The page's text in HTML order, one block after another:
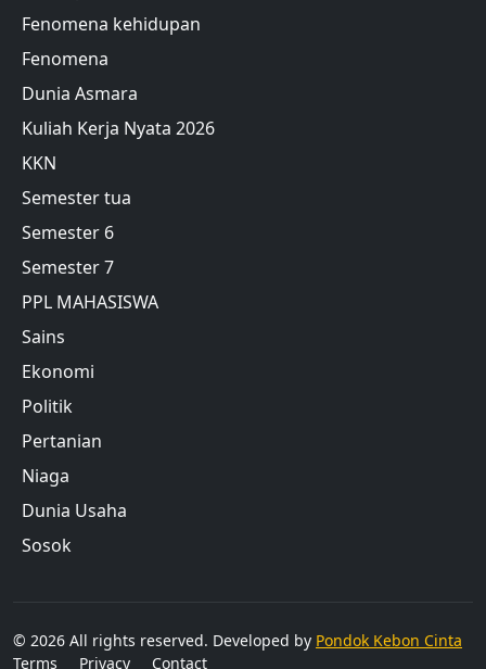
Fenomena kehidupan
Fenomena
Dunia Asmara
Kuliah Kerja Nyata 2026
KKN
Semester tua
Semester 6
Semester 7
PPL MAHASISWA
Sains
Ekonomi
Politik
Pertanian
Niaga
Dunia Usaha
Sosok
© 2026 All rights reserved. Developed by Pondok Kebon Cinta
Terms
Privacy Contact